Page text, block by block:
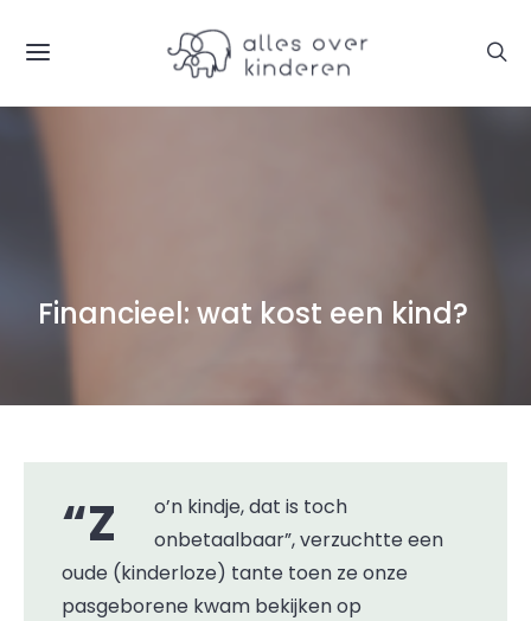
Financieel: wat kost een kind?
“Zo’n kindje, dat is toch
onbetaalbaar”, verzuchtte een
oude (kinderloze) tante toen ze onze
pasgeborene kwam bekijken op